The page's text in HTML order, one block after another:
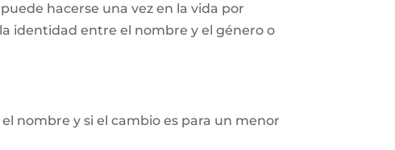
hacerse una vez en la vida por
identidad entre el nombre y el género o
nombre y si el cambio es para un menor